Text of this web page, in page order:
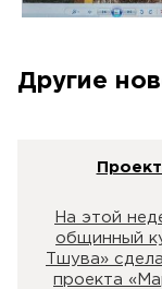
Другие
На этой
общинный
Тшува»
проекта